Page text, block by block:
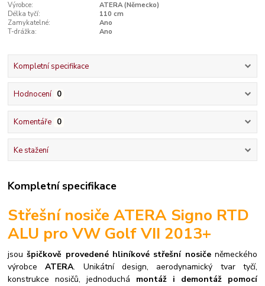
Výrobce:
ATERA (Německo)
Délka tyčí:
110 cm
Zamykatelné:
Ano
T-drážka:
Ano
Kompletní specifikace
Hodnocení 0
Komentáře 0
Ke stažení
Kompletní specifikace
Střešní nosiče ATERA Signo RTD
ALU pro VW Golf VII 2013+
jsoušpičkově provedené hliníkové střešní nosičeněmeckého
výrobceATERA. Unikátní design, aerodynamický tvar tyčí,
konstrukce nosičů, jednoduchá montáž i demontáž pomocí